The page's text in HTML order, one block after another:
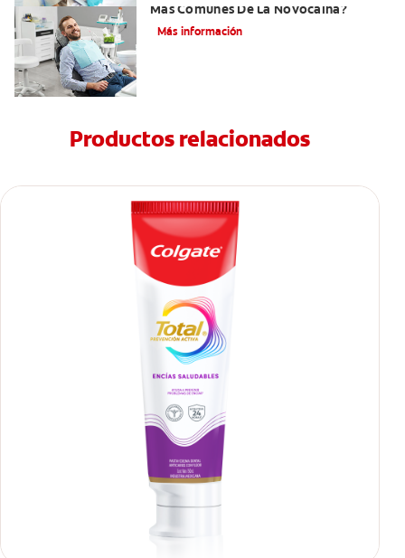
Más Comunes De La Novocaína?
Más información
Productos relacionados